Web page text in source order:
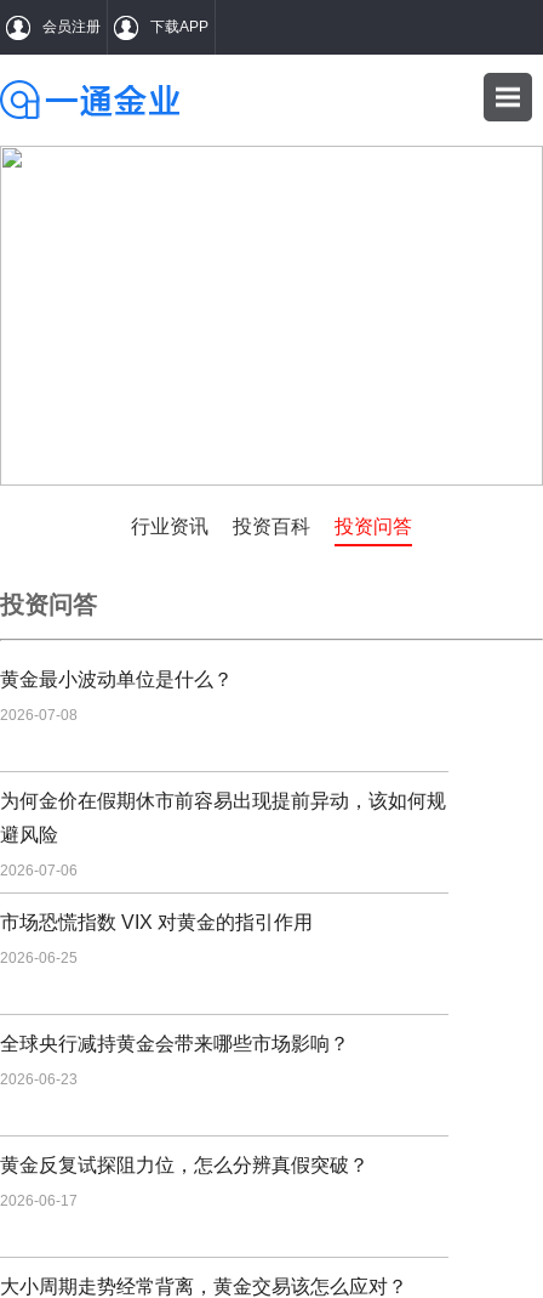
会员注册 下载APP
行业资讯 投资百科 投资问答
投资问答
黄金最小波动单位是什么？
2026-07-08
为何金价在假期休市前容易出现提前异动，该如何规
避风险
2026-07-06
市场恐慌指数 VIX 对黄金的指引作用
2026-06-25
全球央行减持黄金会带来哪些市场影响？
2026-06-23
黄金反复试探阻力位，怎么分辨真假突破？
2026-06-17
大小周期走势经常背离，黄金交易该怎么应对？